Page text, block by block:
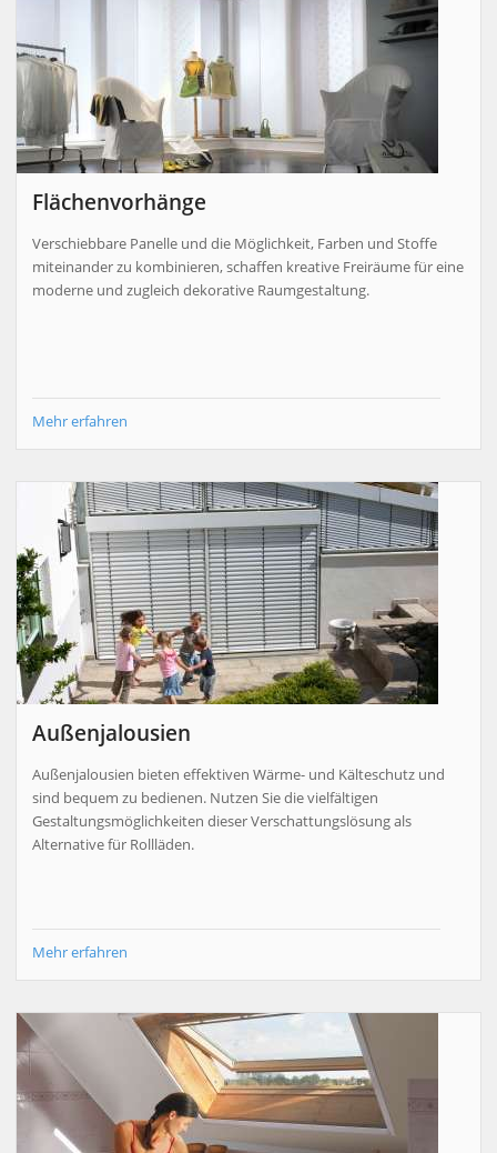
Flächenvorhänge
Verschiebbare Panelle und die Möglichkeit, Farben und Stoffe
miteinander zu kombinieren, schaffen kreative Freiräume für eine
moderne und zugleich dekorative Raumgestaltung.
Mehr erfahren
Außenjalousien
Außenjalousien bieten effektiven Wärme- und Kälteschutz und
sind bequem zu bedienen. Nutzen Sie die vielfältigen
Gestaltungsmöglichkeiten dieser Verschattungslösung als
Alternative für Rollläden.
Mehr erfahren